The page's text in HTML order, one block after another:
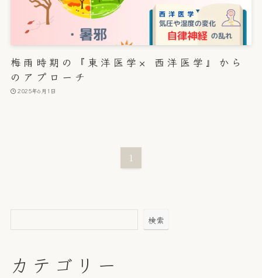
梅雨時期の『東洋医学× 西洋医学』から
のアプローチ
2025年6月1日
1
検索
カテゴリー